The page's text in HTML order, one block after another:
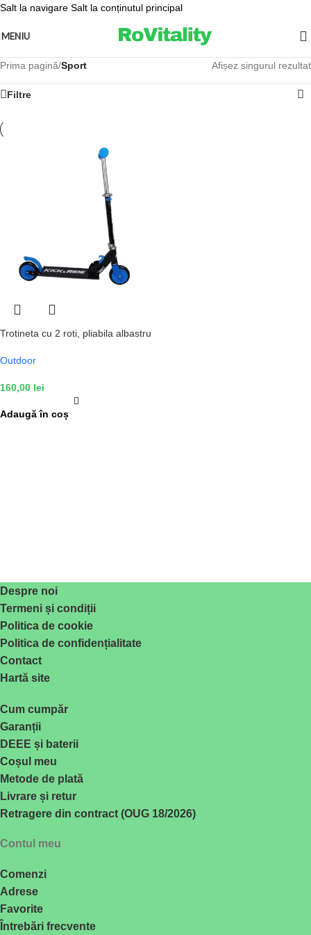
Salt la navigare Salt la conținutul principal
MENIU
Prima pagină/Sport Afișez singurul rezultat
Filtre
Trotineta cu 2 roti, pliabila albastru
Outdoor
160,00 lei
Adaugă în coș
Despre noi
Termeni și condiții
Politica de cookie
Politica de confidențialitate
Contact
Hartă site
Cum cumpăr
Garanții
DEEE și baterii
Coșul meu
Metode de plată
Livrare și retur
Retragere din contract (OUG 18/2026)
Contul meu
Comenzi
Adrese
Favorite
Întrebări frecvente